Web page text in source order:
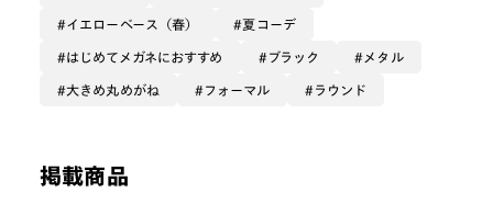
是非お試しください！
イエローベース（春） 夏コーデ
はじめてメガネにおすすめ ブラック メタル
大きめ丸めがね フォーマル ラウンド
掲載商品